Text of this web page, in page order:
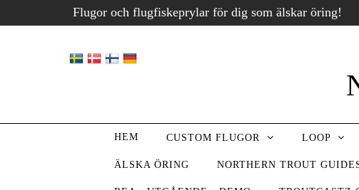
Flugor och flugfiskeprylar för dig som älskar öring!
HEM CUSTOM FLUGOR LOOP
ÄLSKA ÖRING NORTHERN TROUT